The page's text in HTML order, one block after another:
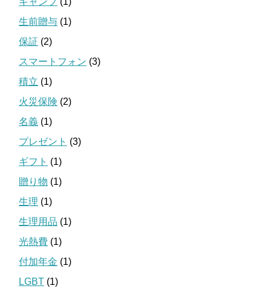
生前贈与 (1)
保証 (2)
スマートフォン (3)
積立 (1)
火災保険 (2)
名義 (1)
プレゼント (3)
ギフト (1)
贈り物 (1)
生理 (1)
生理用品 (1)
光熱費 (1)
付加年金 (1)
LGBT (1)